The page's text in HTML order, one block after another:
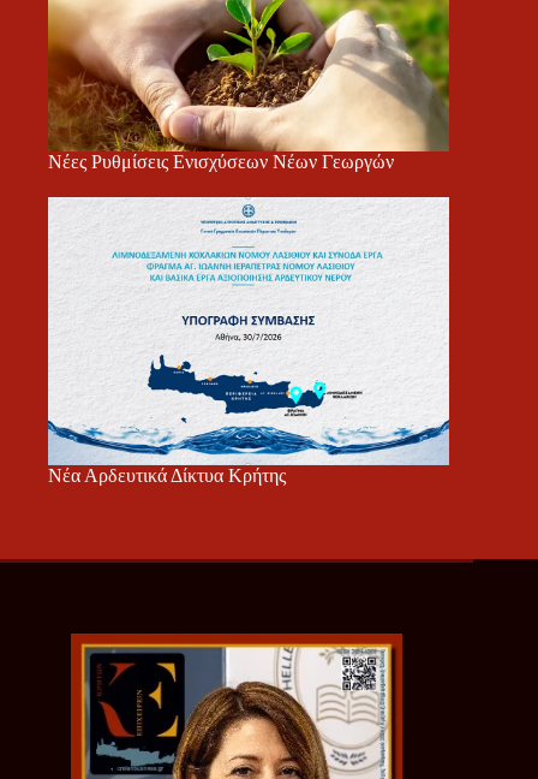
Νέες Ρυθμίσεις Ενισχύσεων Νέων Γεωργών
Νέα Αρδευτικά Δίκτυα Κρήτης